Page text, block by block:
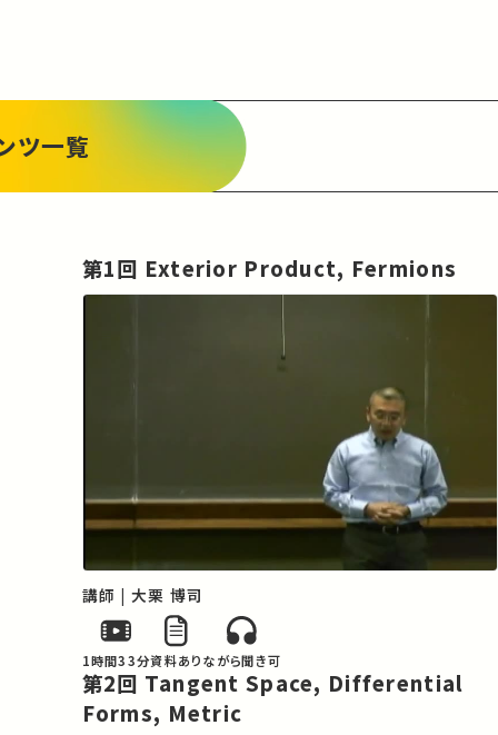
ツ一覧
第1回 Exterior Product, Fermions
講師 | 大栗 博司
1時間33分資料ありながら聞き可
第2回 Tangent Space, Differential
Forms, Metric